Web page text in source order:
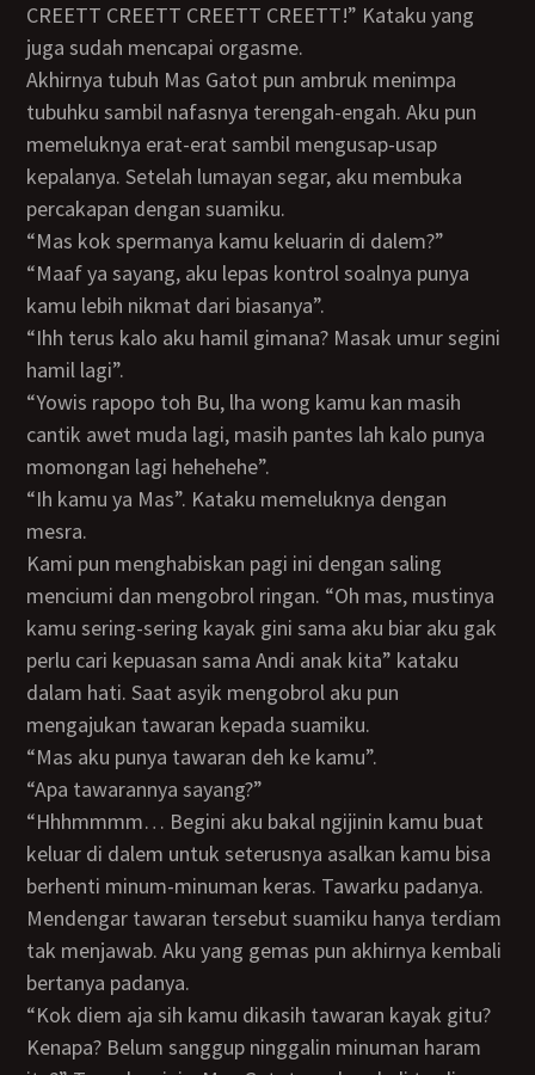
CREETT CREETT CREETT CREETT!” Kataku yang
juga sudah mencapai orgasme.
Akhirnya tubuh Mas Gatot pun ambruk menimpa
tubuhku sambil nafasnya terengah-engah. Aku pun
memeluknya erat-erat sambil mengusap-usap
kepalanya. Setelah lumayan segar, aku membuka
percakapan dengan suamiku.
“Mas kok spermanya kamu keluarin di dalem?”
“Maaf ya sayang, aku lepas kontrol soalnya punya
kamu lebih nikmat dari biasanya”.
“Ihh terus kalo aku hamil gimana? Masak umur segini
hamil lagi”.
“Yowis rapopo toh Bu, lha wong kamu kan masih
cantik awet muda lagi, masih pantes lah kalo punya
momongan lagi hehehehe”.
“Ih kamu ya Mas”. Kataku memeluknya dengan
mesra.
Kami pun menghabiskan pagi ini dengan saling
menciumi dan mengobrol ringan. “Oh mas, mustinya
kamu sering-sering kayak gini sama aku biar aku gak
perlu cari kepuasan sama Andi anak kita” kataku
dalam hati. Saat asyik mengobrol aku pun
mengajukan tawaran kepada suamiku.
“Mas aku punya tawaran deh ke kamu”.
“Apa tawarannya sayang?”
“Hhhmmmm… Begini aku bakal ngijinin kamu buat
keluar di dalem untuk seterusnya asalkan kamu bisa
berhenti minum-minuman keras. Tawarku padanya.
Mendengar tawaran tersebut suamiku hanya terdiam
tak menjawab. Aku yang gemas pun akhirnya kembali
bertanya padanya.
“Kok diem aja sih kamu dikasih tawaran kayak gitu?
Kenapa? Belum sanggup ninggalin minuman haram